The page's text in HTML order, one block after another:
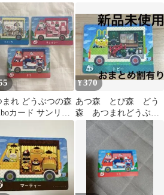
カード サンリ
ルコンプ
まれ どうぶつの森
カード サンリオ
ット
¥370
あつ森 とび森 どう
森 あつまれどうぶつ
の森amiiboカード サ
ンリオ トビー